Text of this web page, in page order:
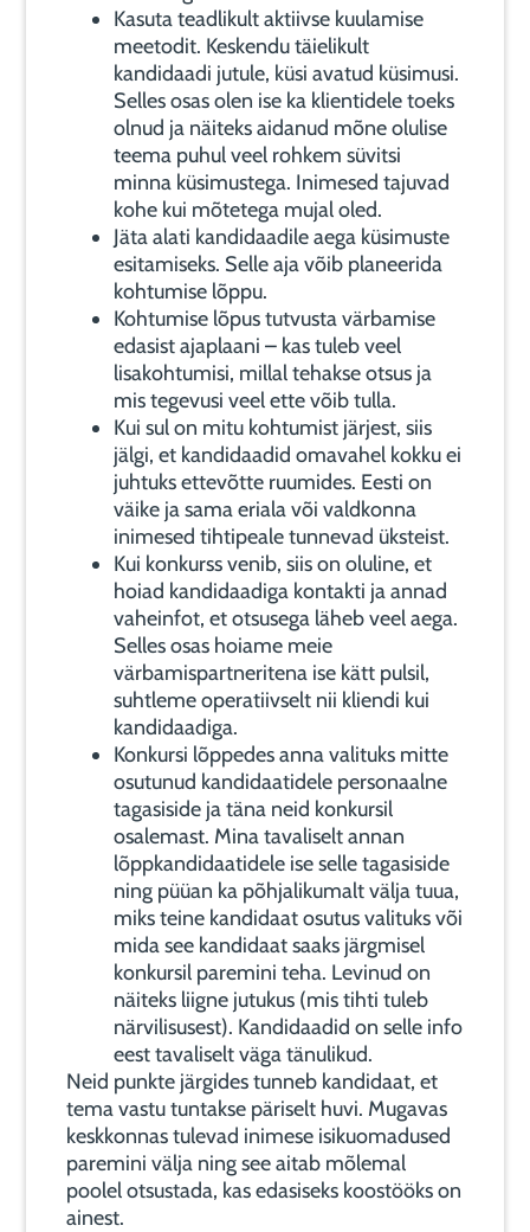
Kasuta teadlikult aktiivse kuulamise
meetodit. Keskendu täielikult
kandidaadi jutule, küsi avatud küsimusi.
Selles osas olen ise ka klientidele toeks
olnud ja näiteks aidanud mõne olulise
teema puhul veel rohkem süvitsi
minna küsimustega. Inimesed tajuvad
kohe kui mõtetega mujal oled.
Jäta alati kandidaadile aega küsimuste
esitamiseks. Selle aja võib planeerida
kohtumise lõppu.
Kohtumise lõpus tutvusta värbamise
edasist ajaplaani – kas tuleb veel
lisakohtumisi, millal tehakse otsus ja
mis tegevusi veel ette võib tulla.
Kui sul on mitu kohtumist järjest, siis
jälgi, et kandidaadid omavahel kokku ei
juhtuks ettevõtte ruumides. Eesti on
väike ja sama eriala või valdkonna
inimesed tihtipeale tunnevad üksteist.
Kui konkurss venib, siis on oluline, et
hoiad kandidaadiga kontakti ja annad
vaheinfot, et otsusega läheb veel aega.
Selles osas hoiame meie
värbamispartneritena ise kätt pulsil,
suhtleme operatiivselt nii kliendi kui
kandidaadiga.
Konkursi lõppedes anna valituks mitte
osutunud kandidaatidele personaalne
tagasiside ja täna neid konkursil
osalemast. Mina tavaliselt annan
lõppkandidaatidele ise selle tagasiside
ning püüan ka põhjalikumalt välja tuua,
miks teine kandidaat osutus valituks või
mida see kandidaat saaks järgmisel
konkursil paremini teha. Levinud on
näiteks liigne jutukus (mis tihti tuleb
närvilisusest). Kandidaadid on selle info
eest tavaliselt väga tänulikud.
Neid punkte järgides tunneb kandidaat, et
tema vastu tuntakse päriselt huvi. Mugavas
keskkonnas tulevad inimese isikuomadused
paremini välja ning see aitab mõlemal
poolel otsustada, kas edasiseks koostööks on
ainest.